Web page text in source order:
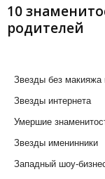
10
родителей
Звезды без
Звезды интернета
Умершие
Звезды именинники
Западный шоу-